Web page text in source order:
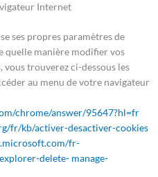
Internet
ses propres paramètres de
quelle manière modifier vos
vous trouverez ci-dessous les
au menu de votre navigateur
chrome/answer/95647?hl=fr
fr/kb/activer-desactiver-cookies
fr-
delete- manage-